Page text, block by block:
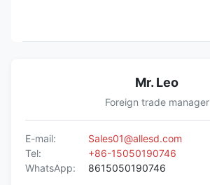
Mr. Leo
Foreign trade manager
E-mail:
Sales01@allesd.com
Tel:
+86-15050190746
WhatsApp:
8615050190746